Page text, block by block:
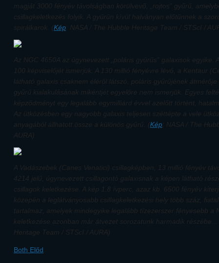
magját 3000 fényév távolságban körülvevő, „rojtos” gyűrű,
csillagkeletkezés folyik. A gyűrűn kívül halványan előtűnnek a
spirálkarok. (Kép: NASA / The Hubble Heritage Team / STScI /
Az NGC 4650A az úgynevezett „poláris gyűrűs” galaxisok egyike.
100 képviselőjét ismerjük. A 130 millió fényévre lévő, a Kentaur
látható galaxis csaknem éléről látszó, poláris gyűrűjének
gyűrű kialakulásának mikéntjét egyelőre nem ismerjük. Egyes
képződményt egy legalább egymilliárd évvel azelőtt történt,
Az ütközésben egy nagyobb galaxis teljesen széttépte a vele
anyagából állhatott össze a különös gyűrű. (Kép: NASA / The
AURA)
A Vadászebek (Canes Venatici) csillagképben, 13 millió fényév
4214 jelű, úgynevezett csillagontó galaxisnak a képen látható
csillagok keletkezése. A kép 1,8 ívperc, azaz kb. 6500 fényév
közepén a leglátványosabb csillagkeletkezési hely több száz,
tartalmaz, amelyek mindegyike legalább tízezerszer fényesebb a
keletkezése azonban már átvezet sorozatunk harmadik részébe...
Heritage Team / STScI / AURA)
Both Előd